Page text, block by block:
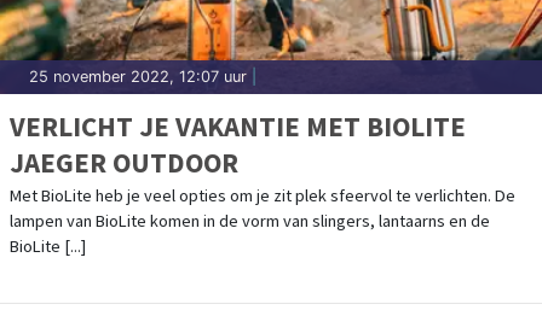
25 november 2022, 12:07 uur
VERLICHT JE VAKANTIE MET BIOLITE
JAEGER OUTDOOR
Met BioLite heb je veel opties om je zit plek sfeervol te verlichten. De
lampen van BioLite komen in de vorm van slingers, lantaarns en de
BioLite [...]